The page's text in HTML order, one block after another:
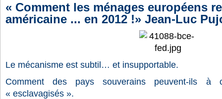
« Comment les ménages européens
américaine ... en 2012 !» Jean-Luc
Le mécanisme est subtil… et insupportable.
Comment des pays souverains peuvent-ils à
« esclavagisés ».